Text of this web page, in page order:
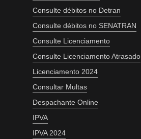
Consulte débitos no Detran
Consulte débitos no SENATRAN
Consulte Licenciamento
Consulte Licenciamento Atrasado
Licenciamento 2024
Consultar Multas
Despachante Online
IPVA
IPVA 2024